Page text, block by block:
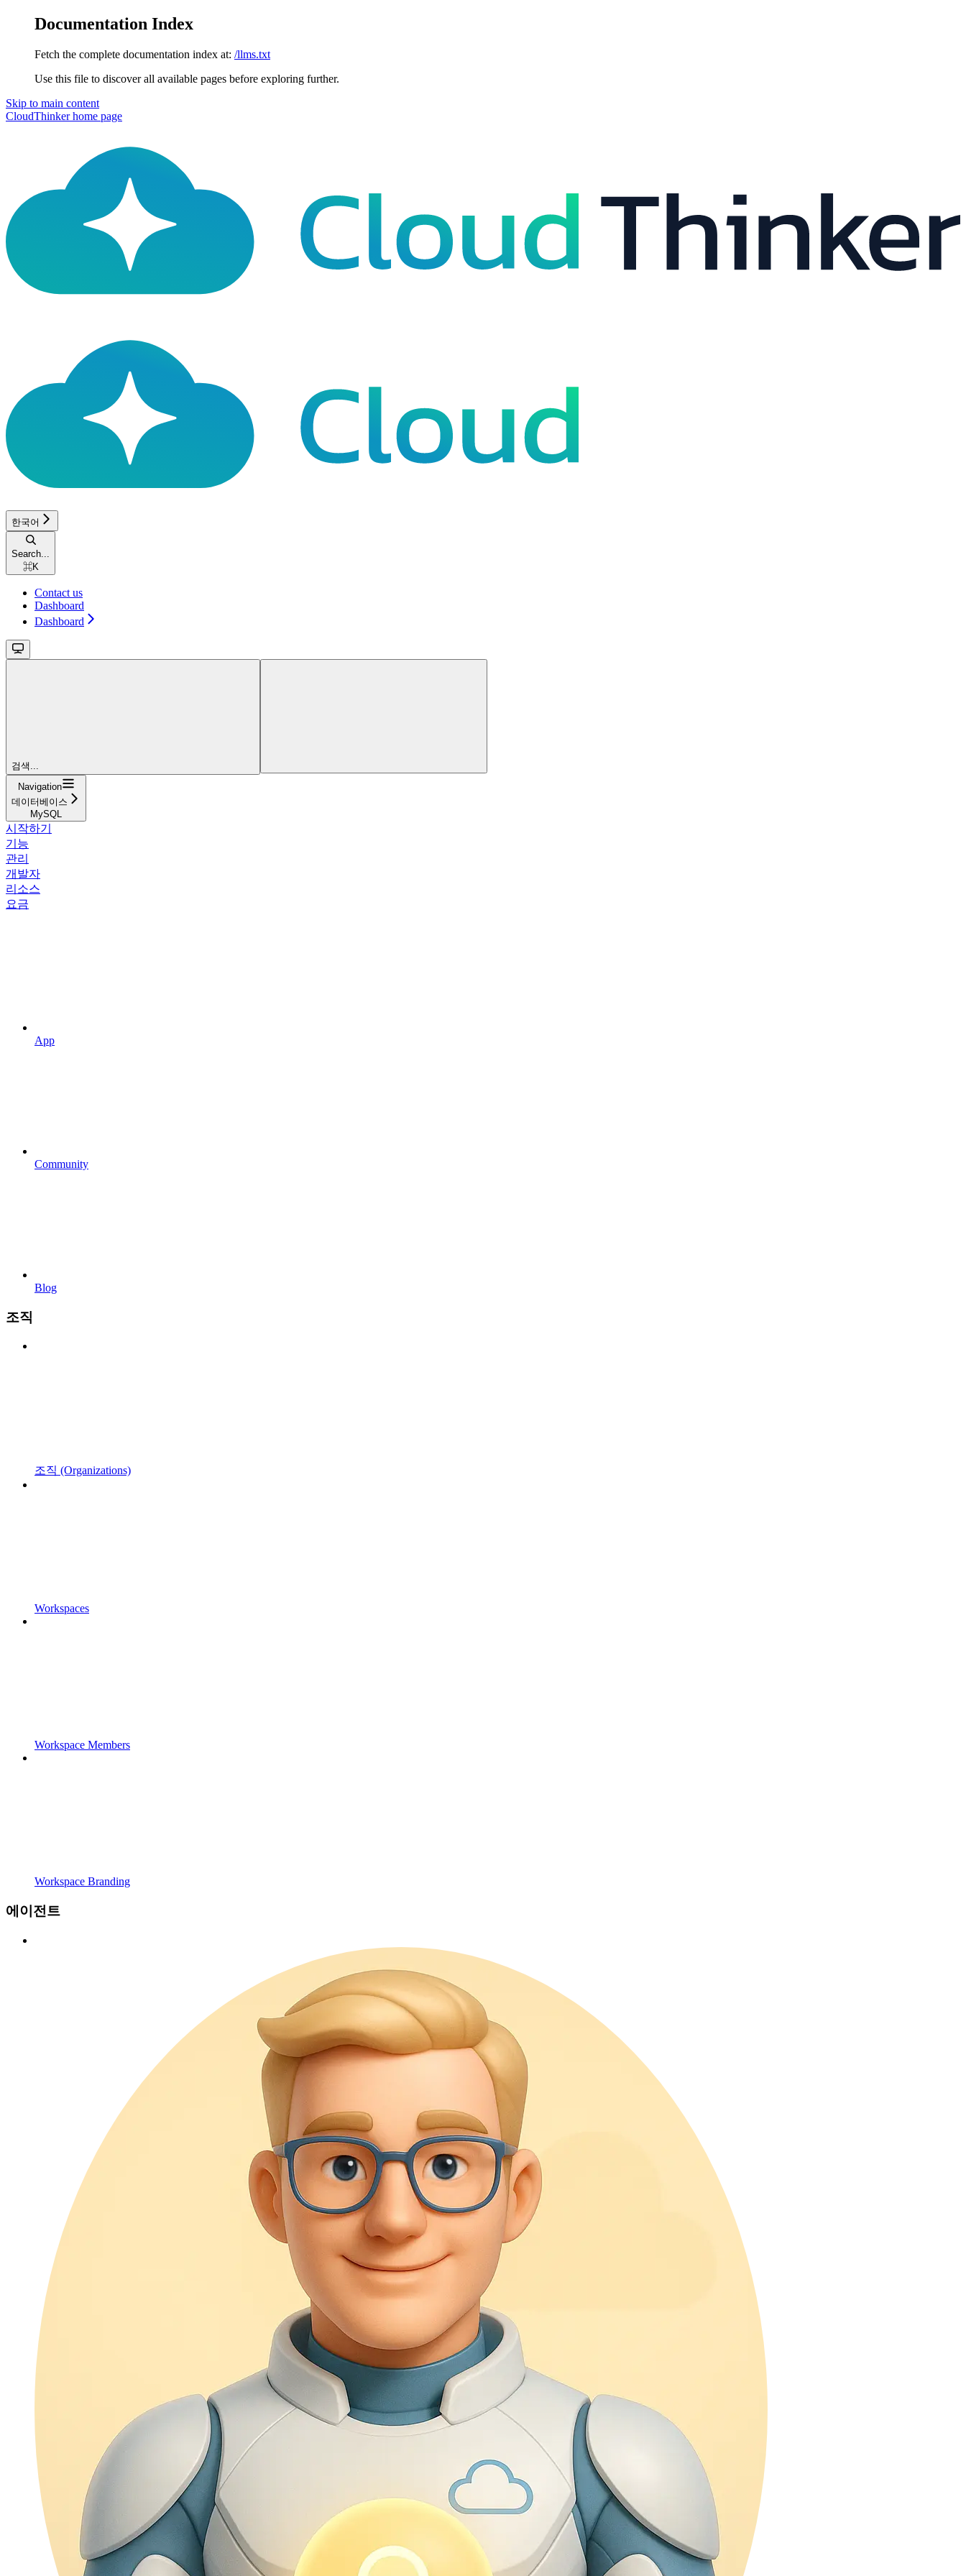
Documentation Index
Fetch the complete documentation index at: /llms.txt
Use this file to discover all available pages before exploring further.
Skip to main content
CloudThinkerhome page
한국어
Search...
⌘K
Contact us
Dashboard
Dashboard
검색...
Navigation
데이터베이스
MySQL
시작하기
기능
관리
개발자
리소스
요금
App
Community
Blog
조직
조직 (Organizations)
Workspaces
Workspace Members
Workspace Branding
에이전트